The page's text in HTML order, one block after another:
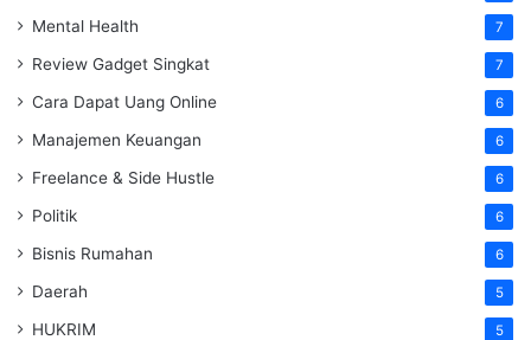
Mental Health 7
Review Gadget Singkat 7
Cara Dapat Uang Online 6
Manajemen Keuangan 6
Freelance & Side Hustle 6
Politik 6
Bisnis Rumahan 6
Daerah 5
HUKRIM 5